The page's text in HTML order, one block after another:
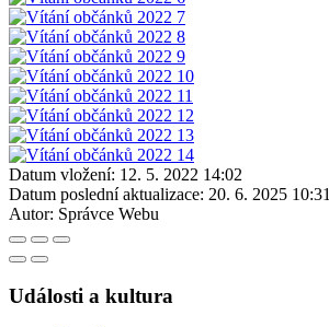
Datum vložení: 12. 5. 2022 14:02
Datum poslední aktualizace: 20. 6. 2025 10:31
Autor: Správce Webu
Události a kultura